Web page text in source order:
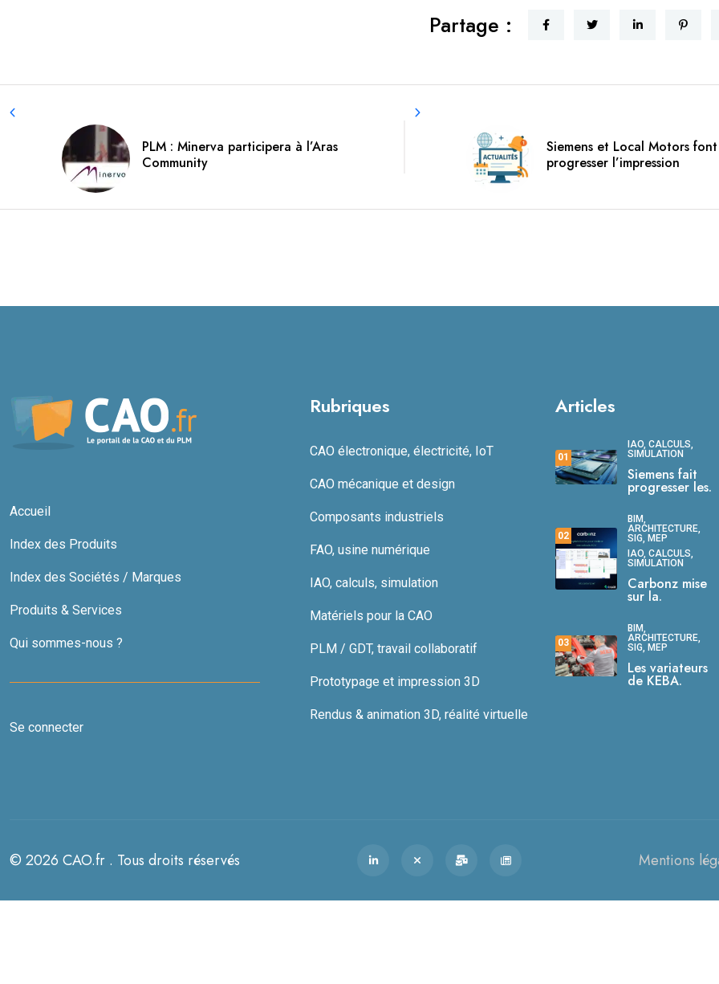
Partage :
PLM : Minerva participera à l’Aras
Community
Siemens et Local Motors font
progresser l’impression
Accueil
Index des Produits
Index des Sociétés / Marques
Produits & Services
Qui sommes-nous ?
Se connecter
Rubriques
CAO électronique, électricité, IoT
CAO mécanique et design
Composants industriels
FAO, usine numérique
IAO, calculs, simulation
Matériels pour la CAO
PLM / GDT, travail collaboratif
Prototypage et impression 3D
Rendus & animation 3D, réalité virtuelle
Articles
01
IAO, CALCULS,
SIMULATION
Siemens fait
progresser les.
02
BIM,
ARCHITECTURE,
SIG, MEP
IAO, CALCULS,
SIMULATION
Carbonz mise
sur la.
03
BIM,
ARCHITECTURE,
SIG, MEP
Les variateurs
de KEBA.
© 2026 CAO.fr . Tous droits réservés Mentions